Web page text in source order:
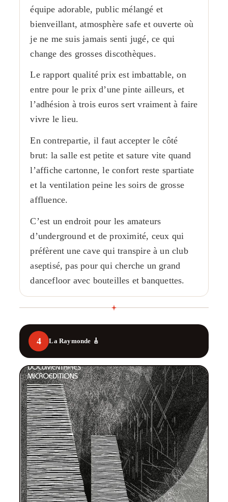
équipe adorable, public mélangé et
bienveillant, atmosphère safe et ouverte où
je ne me suis jamais senti jugé, ce qui
change des grosses discothèques.
Le rapport qualité prix est imbattable, on
entre pour le prix d’une pinte ailleurs, et
l’adhésion à trois euros sert vraiment à faire
vivre le lieu.
En contrepartie, il faut accepter le côté
brut: la salle est petite et sature vite quand
l’affiche cartonne, le confort reste spartiate
et la ventilation peine les soirs de grosse
affluence.
C’est un endroit pour les amateurs
d’underground et de proximité, ceux qui
préfèrent une cave qui transpire à un club
aseptisé, pas pour qui cherche un grand
dancefloor avec bouteilles et banquettes.
4 La Raymonde 🎸